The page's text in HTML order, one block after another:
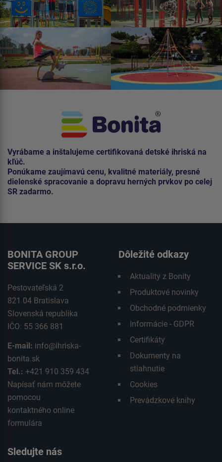
Vyrábame a inštalujeme certifikovaná detské ihriská na
kľúč.
Ponúkame zaujímavú cenu, kvalitné materiály, presné
dielenské spracovanie a dopravu herných prvkov po celej
SR zadarmo.
BONITA GROUP
SERVICE SK s.r.o.
Pestovateľská 2
821 04 Bratislava
Slovenská republika
IČO: 55 366 881
E-mail: info@ihriska-
bonita.sk
Tel.: +421 910 359 434
Napísať nám môžete
pomocou
kontaktného online
formulára
Dôležité odkazy
Aktuality z Bonity
Produktové novinky
Obchodné podmienky
Informácie - GDPR
Certifikáty
Dokumenty na
stiahnutie
Cookies
Prevádzkové knihy
Sledujte nás